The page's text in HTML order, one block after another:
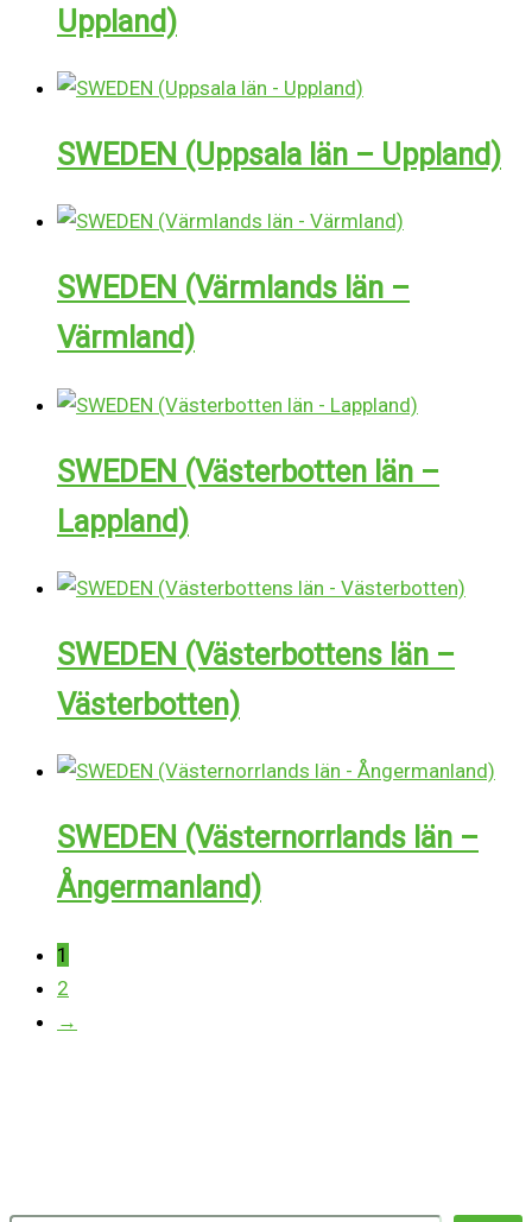
Uppland)
SWEDEN (Uppsala län – Uppland)
SWEDEN (Värmlands län –
Värmland)
SWEDEN (Västerbotten län –
Lappland)
SWEDEN (Västerbottens län –
Västerbotten)
SWEDEN (Västernorrlands län –
Ångermanland)
1
2
→